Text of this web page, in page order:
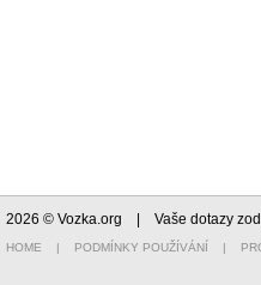
2026 © Vozka.org | Vaše dotazy
HOME | PODMÍNKY POUŽÍVÁNÍ |